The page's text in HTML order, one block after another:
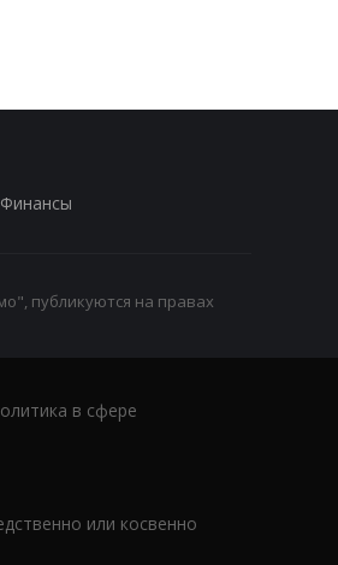
Финансы
публикуются на правах
в сфере
или косвенно